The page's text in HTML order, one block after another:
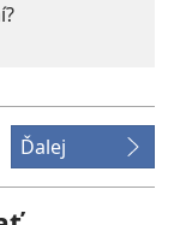
Ďalej